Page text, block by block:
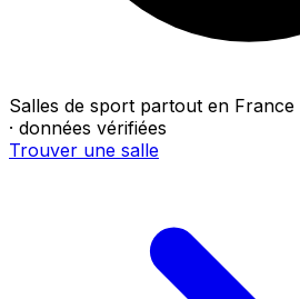
Salles de sport partout en France
· données vérifiées
Trouver une salle